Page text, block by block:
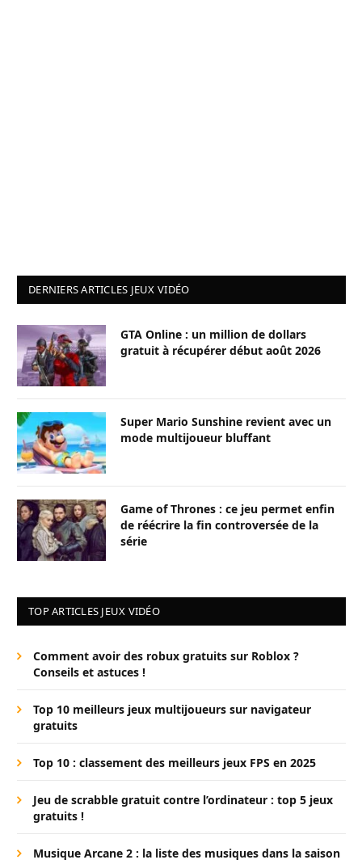
DERNIERS ARTICLES JEUX VIDÉO
GTA Online : un million de dollars
gratuit à récupérer début août 2026
Super Mario Sunshine revient avec un
mode multijoueur bluffant
Game of Thrones : ce jeu permet enfin
de réécrire la fin controversée de la
série
TOP ARTICLES JEUX VIDÉO
Comment avoir des robux gratuits sur Roblox ?
Conseils et astuces !
Top 10 meilleurs jeux multijoueurs sur navigateur
gratuits
Top 10 : classement des meilleurs jeux FPS en 2025
Jeu de scrabble gratuit contre l’ordinateur : top 5 jeux
gratuits !
Musique Arcane 2 : la liste des musiques dans la saison